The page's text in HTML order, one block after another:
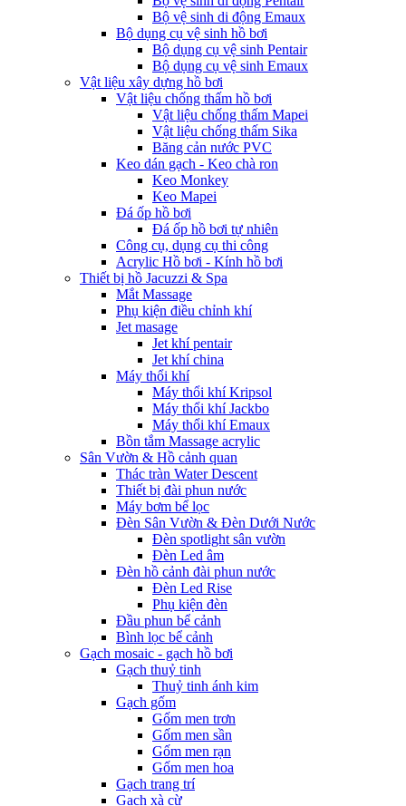
Bộ vệ sinh di động Emaux
Bộ dụng cụ vệ sinh hồ bơi
Bộ dụng cụ vệ sinh Pentair
Bộ dụng cụ vệ sinh Emaux
Vật liệu xây dựng hồ bơi
Vật liệu chống thấm hồ bơi
Vật liệu chống thấm Mapei
Vật liệu chống thấm Sika
Băng cản nước PVC
Keo dán gạch - Keo chà ron
Keo Monkey
Keo Mapei
Đá ốp hồ bơi
Đá ốp hồ bơi tự nhiên
Công cụ, dụng cụ thi công
Acrylic Hồ bơi - Kính hồ bơi
Thiết bị hồ Jacuzzi & Spa
Mắt Massage
Phụ kiện điều chỉnh khí
Jet masage
Jet khí pentair
Jet khí china
Máy thổi khí
Máy thổi khí Kripsol
Máy thổi khí Jackbo
Máy thổi khí Emaux
Bồn tắm Massage acrylic
Sân Vườn & Hồ cảnh quan
Thác tràn Water Descent
Thiết bị đài phun nước
Máy bơm bể lọc
Đèn Sân Vườn & Đèn Dưới Nước
Đèn spotlight sân vườn
Đèn Led âm
Đèn hồ cảnh đài phun nước
Đèn Led Rise
Phụ kiện đèn
Đầu phun bể cảnh
Bình lọc bể cảnh
Gạch mosaic - gạch hồ bơi
Gạch thuỷ tinh
Thuỷ tinh ánh kim
Gạch gốm
Gốm men trơn
Gốm men sần
Gốm men rạn
Gốm men hoa
Gạch trang trí
Gạch xà cừ